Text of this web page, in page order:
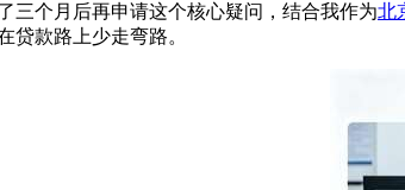
三个月后再申请这个核心疑问，结合我作为北
贷款路上少走弯路。